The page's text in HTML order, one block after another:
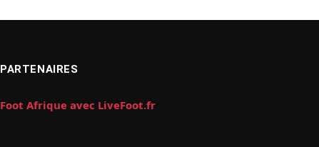
PARTENAIRES
Foot Afrique avec LiveFoot.fr